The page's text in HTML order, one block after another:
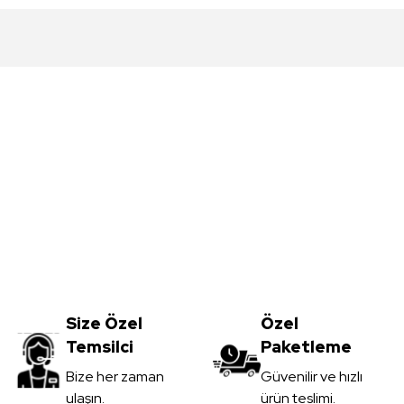
Gönder
3.450,00TL
KDV Dahil
Size Özel
Temsilci
Bize her zaman
ulaşın.
Özel
Paketleme
Güvenilir ve hızlı
ürün teslimi.